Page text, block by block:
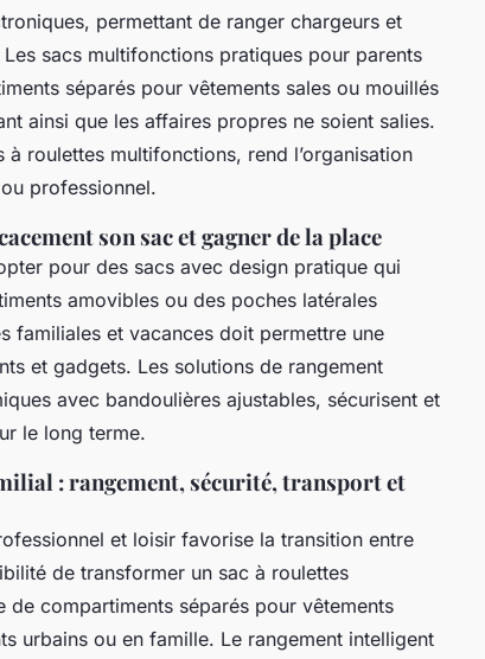
permettant de ranger chargeurs et
sacs multifonctions pratiques pour parents
séparés pour vêtements sales ou mouillés
ainsi que les affaires propres ne soient salies.
roulettes multifonctions, rend l’organisation
professionnel.
son sac et gagner de la place
pour des sacs avec design pratique qui
amovibles ou des poches latérales
familiales et vacances doit permettre une
et gadgets. Les solutions de rangement
avec bandoulières ajustables, sécurisent et
le long terme.
: rangement, sécurité, transport et
et loisir favorise la transition entre
de transformer un sac à roulettes
compartiments séparés pour vêtements
urbains ou en famille. Le rangement intelligent